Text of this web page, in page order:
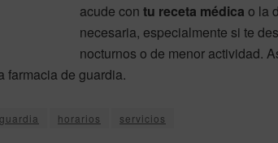
acude con tu receta médica o la
necesaria, especialmente si te
nocturnos o de menor actividad.
farmacia de guardia.
horarios servicios